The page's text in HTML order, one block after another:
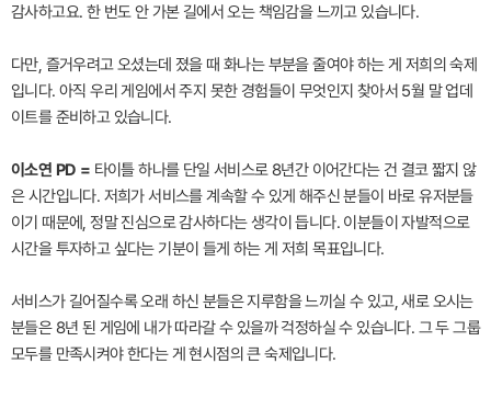
감사하고요. 한 번도 안 가본 길에서 오는 책임감을 느끼고 있습니다.
다만, 즐거우려고 오셨는데 졌을 때 화나는 부분을 줄여야 하는 게 저희의 숙제
입니다. 아직 우리 게임에서 주지 못한 경험들이 무엇인지 찾아서 5월 말 업데
이트를 준비하고 있습니다.
이소연 PD = 타이틀 하나를 단일 서비스로 8년간 이어간다는 건 결코 짧지 않
은 시간입니다. 저희가 서비스를 계속할 수 있게 해주신 분들이 바로 유저분들
이기 때문에, 정말 진심으로 감사하다는 생각이 듭니다. 이분들이 자발적으로
시간을 투자하고 싶다는 기분이 들게 하는 게 저희 목표입니다.
서비스가 길어질수록 오래 하신 분들은 지루함을 느끼실 수 있고, 새로 오시는
분들은 8년 된 게임에 내가 따라갈 수 있을까 걱정하실 수 있습니다. 그 두 그룹
모두를 만족시켜야 한다는 게 현시점의 큰 숙제입니다.